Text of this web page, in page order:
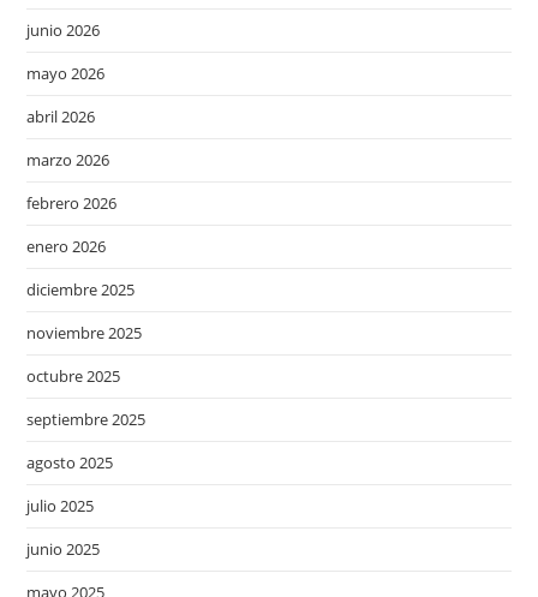
junio 2026
mayo 2026
abril 2026
marzo 2026
febrero 2026
enero 2026
diciembre 2025
noviembre 2025
octubre 2025
septiembre 2025
agosto 2025
julio 2025
junio 2025
mayo 2025